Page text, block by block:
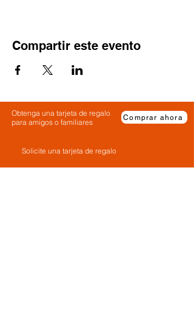
Compartir este evento
Obtenga una tarjeta de regalo
para amigos o familiares
Comprar ahora
Solicite una tarjeta de regalo